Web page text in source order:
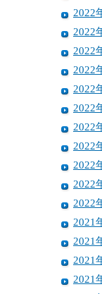
2022
2022
2022
2022
2022
2022
2022
2022
2022
2022
2022
2021
2021
2021
2021